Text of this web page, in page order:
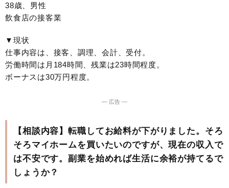
38歳、男性
飲食店の接客業
▼現状
仕事内容は、接客、調理、会計、受付。
労働時間は月184時間、残業は23時間程度。
ボーナスは30万円程度。
― 広告 ―
【相談内容】転職してお給料が下がりました。そろ
そろマイホームを買いたいのですが、現在の収入で
は不安です。副業を始めれば生活に余裕が持てるで
しょうか？